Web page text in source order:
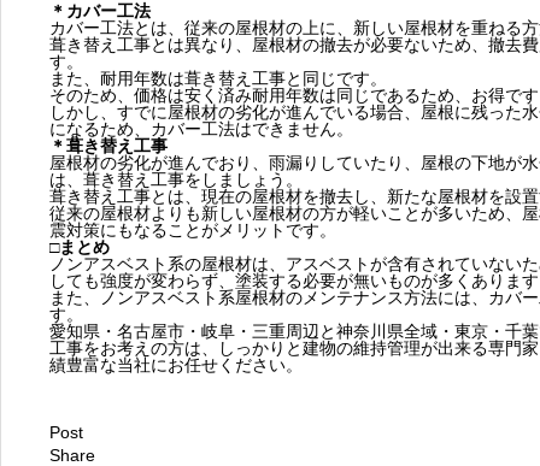
＊カバー工法
カバー工法とは、従来の屋根材の上に、新しい屋根材を重ねる
葺き替え工事とは異なり、屋根材の撤去が必要ないため、撤去
す。
また、耐用年数は葺き替え工事と同じです。
そのため、価格は安く済み耐用年数は同じであるため、お得で
しかし、すでに屋根材の劣化が進んでいる場合、屋根に残った
になるため、カバー工法はできません。
＊葺き替え工事
屋根材の劣化が進んでおり、雨漏りしていたり、屋根の下地が
は、葺き替え工事をしましょう。
葺き替え工事とは、現在の屋根材を撤去し、新たな屋根材を設
従来の屋根材よりも新しい屋根材の方が軽いことが多いため、
震対策にもなることがメリットです。
□まとめ
ノンアスベスト系の屋根材は、アスベストが含有されていない
しても強度が変わらず、塗装する必要が無いものが多くありま
また、ノンアスベスト系屋根材のメンテナンス方法には、カバ
す。
愛知県・名古屋市・岐阜・三重周辺と神奈川県全域・東京・千
工事をお考えの方は、しっかりと建物の維持管理が出来る専門
績豊富な当社にお任せください。
Post
Share